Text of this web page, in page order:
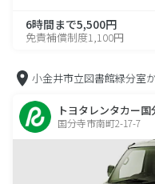
6時間まで5,500円
免責補償制度1,100円
小金井市立図書館緑分室
トヨタレンタカー
国分寺市南町2-17-7